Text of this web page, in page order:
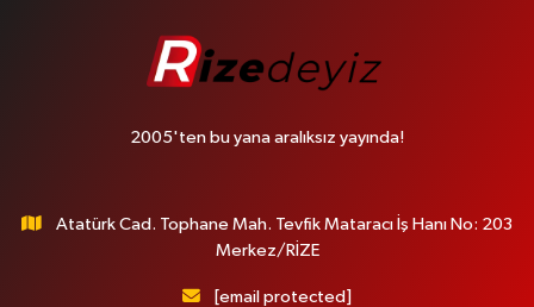
2005'ten bu yana aralıksız yayında!
Atatürk Cad. Tophane Mah. Tevfik Mataracı İş Hanı No: 203
Merkez/RİZE
[email protected]